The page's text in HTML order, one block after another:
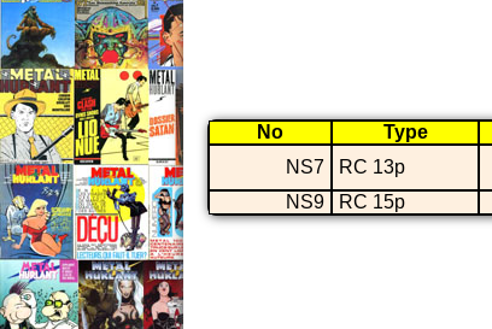
No Type
NS7
RC 13p
NS9
RC 15p